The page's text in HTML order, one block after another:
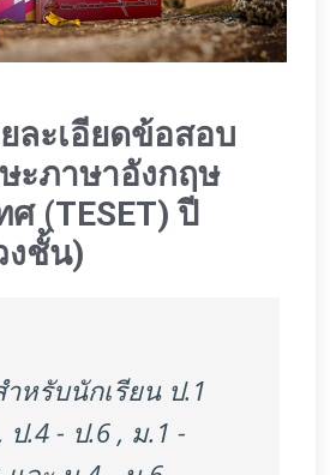
ละเอียดข้อสอบ
ะภาษาอังกฤษ
(TESET) ปี
งชั้น)
ำหรับนักเรียน ป.1
ป.4 - ป.6 , ม.1 -